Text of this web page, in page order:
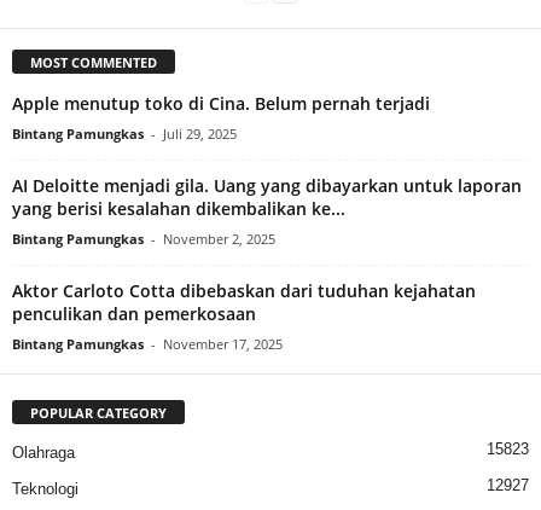
MOST COMMENTED
Apple menutup toko di Cina. Belum pernah terjadi
Bintang Pamungkas - Juli 29, 2025
AI Deloitte menjadi gila. Uang yang dibayarkan untuk laporan
yang berisi kesalahan dikembalikan ke...
Bintang Pamungkas - November 2, 2025
Aktor Carloto Cotta dibebaskan dari tuduhan kejahatan
penculikan dan pemerkosaan
Bintang Pamungkas - November 17, 2025
POPULAR CATEGORY
Olahraga 15823
Teknologi 12927